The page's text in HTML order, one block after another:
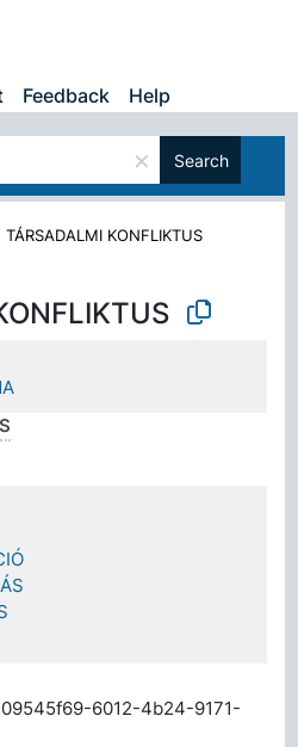
Feedback Help
× Search
TÁRSADALMI KONFLIKTUS
6012-4b24-9171-